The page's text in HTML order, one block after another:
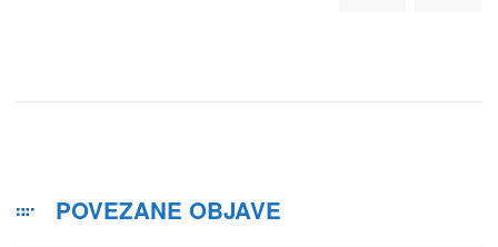
POVEZANE OBJAVE